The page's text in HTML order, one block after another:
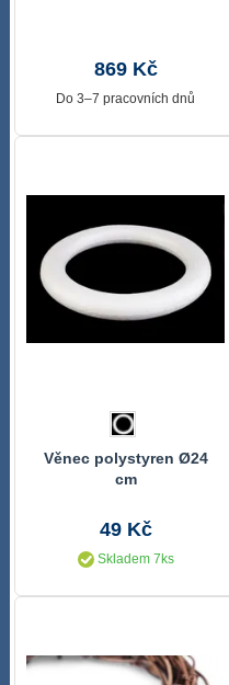
869 Kč
Do 3–7 pracovních dnů
Věnec polystyren Ø24
cm
49 Kč
Skladem 7ks